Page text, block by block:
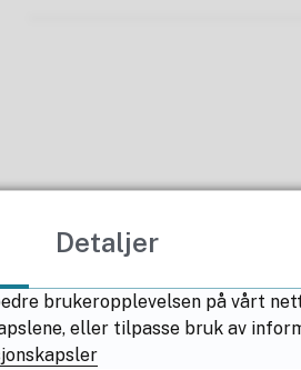
Fant du det du
Ja
Detaljer
brukeropplevelsen på vårt
eller tilpasse bruk av